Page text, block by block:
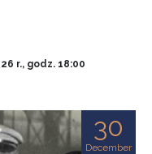
r., godz. 18:00
30
December